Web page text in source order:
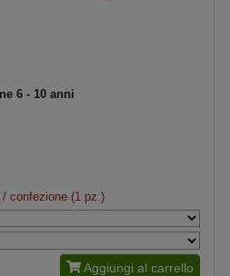
6 - 10 anni
/ confezione (1 pz.)
Aggiungi al carrello